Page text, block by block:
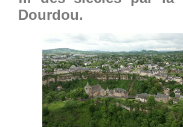
Dourdou.